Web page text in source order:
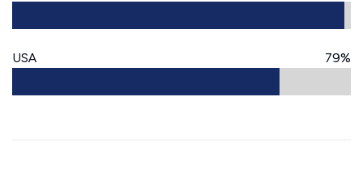
USA 79%